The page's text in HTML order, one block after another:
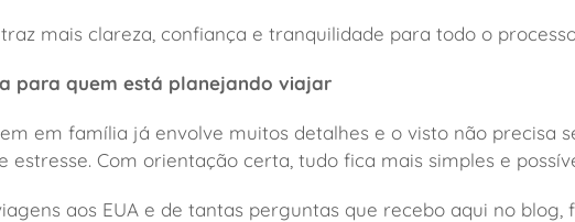
mais clareza, confiança e tranquilidade para todo o
para quem está planejando viajar
em família já envolve muitos detalhes e o visto não precisa
estresse. Com orientação certa, tudo fica mais simples e
aos EUA e de tantas perguntas que recebo aqui no blog,